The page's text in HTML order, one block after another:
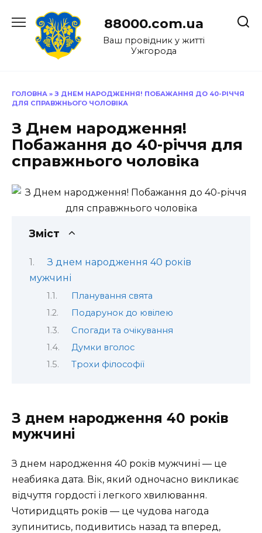
до
88000.com.ua
Ваш провідник у житті
Ужгорода
ГОЛОВНА » З ДНЕМ НАРОДЖЕННЯ! ПОБАЖАННЯ ДО 40-РІЧЧЯ
ДЛЯ СПРАВЖНЬОГО ЧОЛОВІКА
З Днем народження!
Побажання до 40-річчя для
справжнього чоловіка
Зміст
З днем народження 40 років
мужчині
Планування свята
Подарунок до ювілею
Спогади та очікування
Думки вголос
Трохи філософії
З днем народження 40 років
мужчині
З днем народження 40 років мужчині — це
неабияка дата. Вік, який одночасно викликає
відчуття гордості і легкого хвилювання.
Чотиридцять років — це чудова нагода
зупинитись, подивитись назад та вперед,